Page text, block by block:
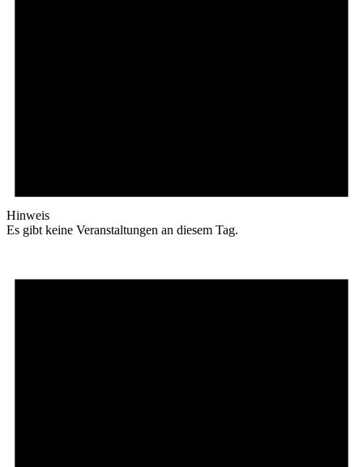
Hinweis
Es gibt keine Veranstaltungen an diesem Tag.